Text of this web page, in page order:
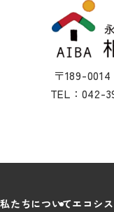
〒189-
TEL：042-
私たちについてエコシ